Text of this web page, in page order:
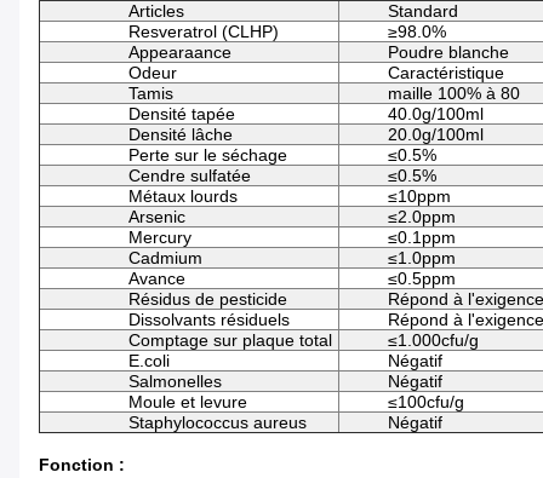
Articles
Standard
Resveratrol (CLHP)
≥98.0%
Appearaance
Poudre blanche
Odeur
Caractéristique
Tamis
maille 100% à 80
Densité tapée
40.0g/100ml
Densité lâche
20.0g/100ml
Perte sur le séchage
≤0.5%
Cendre sulfatée
≤0.5%
Métaux lourds
≤10ppm
Arsenic
≤2.0ppm
Mercury
≤0.1ppm
Cadmium
≤1.0ppm
Avance
≤0.5ppm
Résidus de pesticide
Répond à l'exigence
Dissolvants résiduels
Répond à l'exigence
Comptage sur plaque total
≤1.000cfu/g
E.coli
Négatif
Salmonelles
Négatif
Moule et levure
≤100cfu/g
Staphylococcus aureus
Négatif
Fonction :